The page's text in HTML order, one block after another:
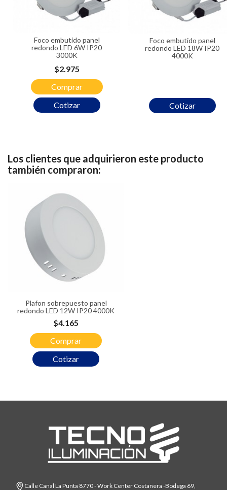
Foco embutido panel
redondo LED 6W IP20
3000K
Cotizar
Precio
$2.975
Comprar
Foco embutido panel
redondo LED 18W IP20
4000K
Cotizar
Los clientes que adquirieron este producto
también compraron:
Plafon sobrepuesto panel
redondo LED 12W IP20 4000K
Cotizar
Precio
$4.165
Comprar
Calle Canal La Punta 8770 - Work Center Costanera -Bodega 69,